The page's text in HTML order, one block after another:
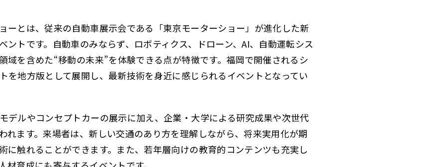
ーとは、従来の自動車展示会である「東京モーターショー」が進化した新
ントです。自動車のみならず、ロボティクス、ドローン、AI、自動運転シス
域を含めた“移動の未来”を体験できる点が特徴です。福岡で開催されるシ
を地方版として展開し、最新技術を身近に感じられるイベントとなってい
デルやコンセプトカーの展示に加え、企業・大学による研究成果や次世代
れます。来場者は、新しい交通のあり方を理解しながら、将来実用化が期
に触れることができます。また、若年層向けの教育的コンテンツも充実し